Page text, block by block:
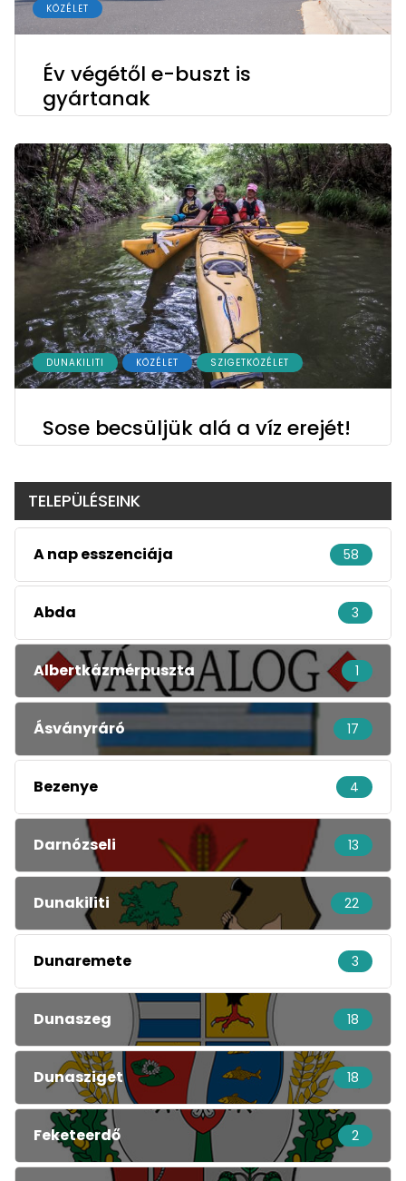
KÖZÉLET
Év végétől e-buszt is
gyártanak
DUNAKILITI KÖZÉLET SZIGETKÖZÉLET
Sose becsüljük alá a víz erejét!
TELEPÜLÉSEINK
A nap esszenciája 58
Abda 3
Albertkázmérpuszta 1
Ásványráró 17
Bezenye 4
Darnózseli 13
Dunakiliti 22
Dunaremete 3
Dunaszeg 18
Dunasziget 18
Feketeerdő 2